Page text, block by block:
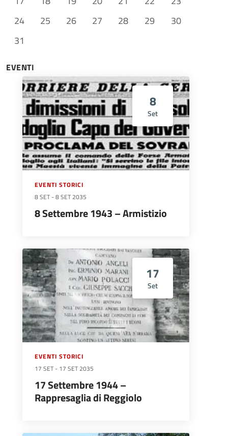
24
25 26 27 28 29
30
31
EVENTI
8
Set
EVENTI STORICI
8 SET -8 SET 2035
8 Settembre 1943 – Armistizio
17
Set
EVENTI STORICI
17 SET - 17 SET 2035
17 Settembre 1944 –
Rappresaglia di Reggiolo